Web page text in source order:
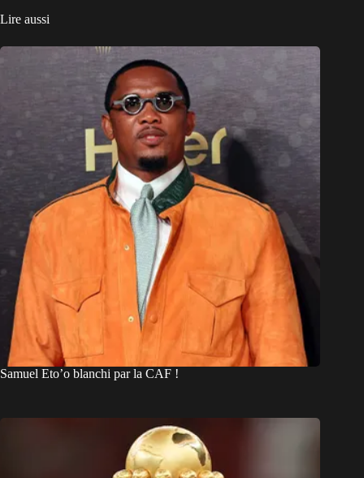
Lire aussi
Samuel Eto’o blanchi par la CAF !